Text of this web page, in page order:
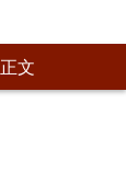
正文